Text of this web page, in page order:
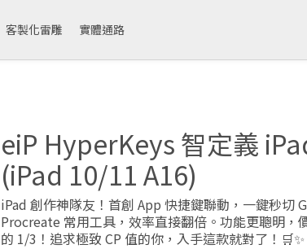
客製化雷雕 實體通路
eiP HyperKeys 智定義
(iPad 10/11 A16)
iPad 創作神隊友！首創 App 快捷鍵聯動，一鍵秒切
Procreate 常用工具，效率直接翻倍。功能更聰明，
的 1/3！追求極致 CP 值的你，入手這款就對了！🛒✨